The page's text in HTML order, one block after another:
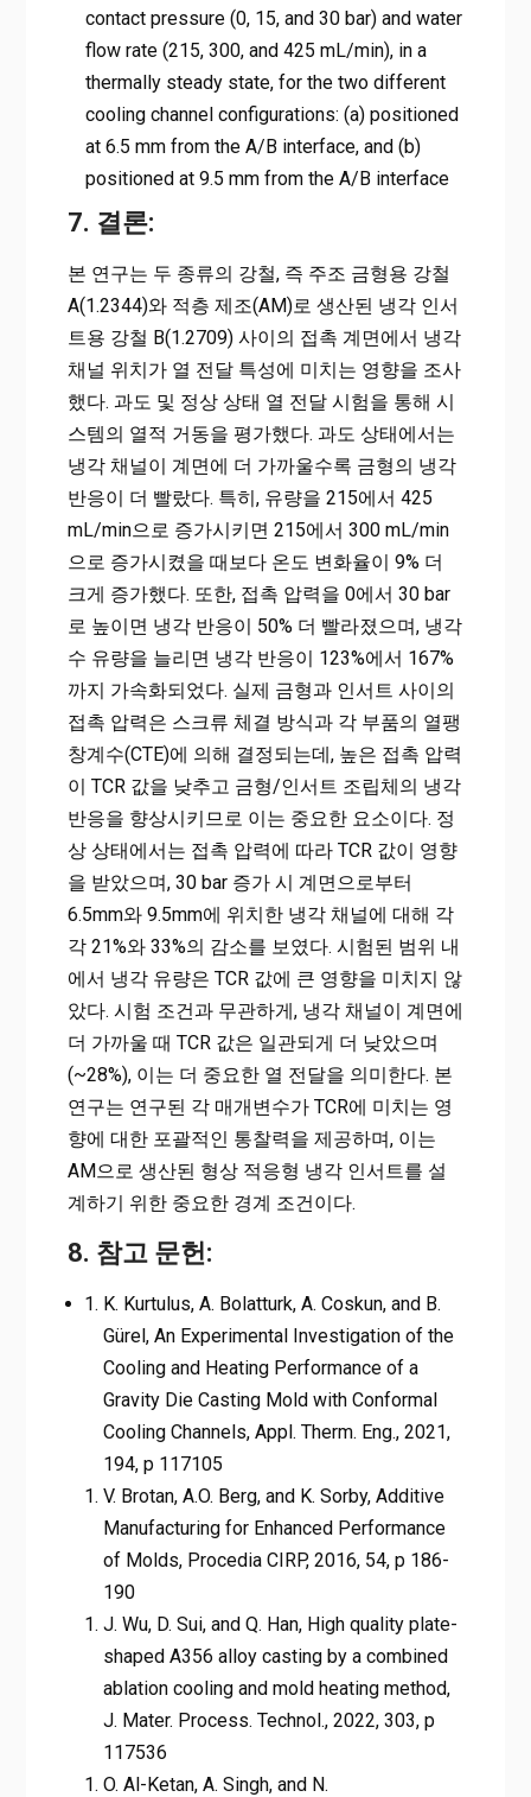
contact pressure (0, 15, and 30 bar) and water
flow rate (215, 300, and 425 mL/min), in a
thermally steady state, for the two different
cooling channel configurations: (a) positioned
at 6.5 mm from the A/B interface, and (b)
positioned at 9.5 mm from the A/B interface
7. 결론:
본 연구는 두 종류의 강철, 즉 주조 금형용 강철
A(1.2344)와 적층 제조(AM)로 생산된 냉각 인서
트용 강철 B(1.2709) 사이의 접촉 계면에서 냉각
채널 위치가 열 전달 특성에 미치는 영향을 조사
했다. 과도 및 정상 상태 열 전달 시험을 통해 시
스템의 열적 거동을 평가했다. 과도 상태에서는
냉각 채널이 계면에 더 가까울수록 금형의 냉각
반응이 더 빨랐다. 특히, 유량을 215에서 425
mL/min으로 증가시키면 215에서 300 mL/min
으로 증가시켰을 때보다 온도 변화율이 9% 더
크게 증가했다. 또한, 접촉 압력을 0에서 30 bar
로 높이면 냉각 반응이 50% 더 빨라졌으며, 냉각
수 유량을 늘리면 냉각 반응이 123%에서 167%
까지 가속화되었다. 실제 금형과 인서트 사이의
접촉 압력은 스크류 체결 방식과 각 부품의 열팽
창계수(CTE)에 의해 결정되는데, 높은 접촉 압력
이 TCR 값을 낮추고 금형/인서트 조립체의 냉각
반응을 향상시키므로 이는 중요한 요소이다. 정
상 상태에서는 접촉 압력에 따라 TCR 값이 영향
을 받았으며, 30 bar 증가 시 계면으로부터
6.5mm와 9.5mm에 위치한 냉각 채널에 대해 각
각 21%와 33%의 감소를 보였다. 시험된 범위 내
에서 냉각 유량은 TCR 값에 큰 영향을 미치지 않
았다. 시험 조건과 무관하게, 냉각 채널이 계면에
더 가까울 때 TCR 값은 일관되게 더 낮았으며
(~28%), 이는 더 중요한 열 전달을 의미한다. 본
연구는 연구된 각 매개변수가 TCR에 미치는 영
향에 대한 포괄적인 통찰력을 제공하며, 이는
AM으로 생산된 형상 적응형 냉각 인서트를 설
계하기 위한 중요한 경계 조건이다.
8. 참고 문헌:
K. Kurtulus, A. Bolatturk, A. Coskun, and B.
Gürel, An Experimental Investigation of the
Cooling and Heating Performance of a
Gravity Die Casting Mold with Conformal
Cooling Channels, Appl. Therm. Eng., 2021,
194, p 117105
V. Brotan, A.O. Berg, and K. Sorby, Additive
Manufacturing for Enhanced Performance
of Molds, Procedia CIRP, 2016, 54, p 186-
190
J. Wu, D. Sui, and Q. Han, High quality plate-
shaped A356 alloy casting by a combined
ablation cooling and mold heating method,
J. Mater. Process. Technol., 2022, 303, p
117536
O. Al-Ketan, A. Singh, and N.